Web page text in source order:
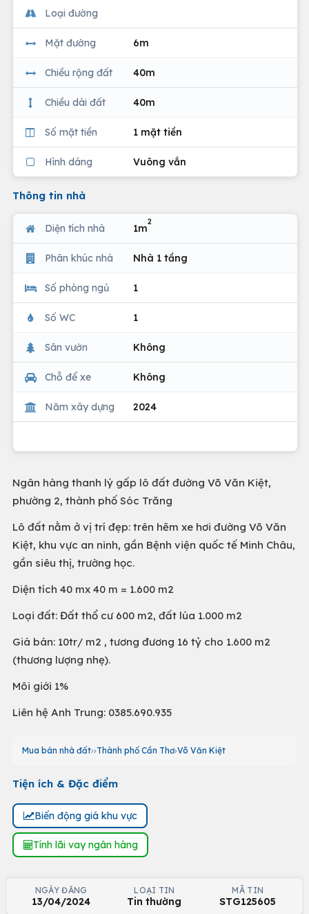
Loại đường
Mặt đường 6m
Chiều rộng đất 40m
Chiều dài đất 40m
Số mặt tiền 1 mặt tiền
Hình dáng Vuông vắn
Thông tin nhà
Diện tích nhà 1m
2
Phân khúc nhà Nhà 1 tầng
Số phòng ngủ 1
Số WC 1
Sân vườn Không
Chỗ để xe Không
Năm xây dựng 2024
Ngân hàng thanh lý gấp lô đất đường Võ Văn Kiệt,
phường 2, thành phố Sóc Trăng
Lô đất nằm ở vị trí đẹp: trên hẽm xe hơi đường Võ Văn
Kiệt, khu vực an ninh, gần Bệnh viện quốc tế Minh Châu,
gần siêu thị, trường học.
Diện tích 40 mx 40 m = 1.600 m2
Loại đất: Đất thổ cư 600 m2, đất lúa 1.000 m2
Giá bán: 10tr/ m2 , tương đương 16 tỷ cho 1.600 m2
(thương lượng nhẹ).
Môi giới 1%
Liên hệ Anh Trung: 0385.690.935
Mua bán nhà đất Thành phố Cần Thơ Võ Văn Kiệt
Tiện ích & Đặc điểm
Biến động giá khu vực
Tính lãi vay ngân hàng
NGÀY ĐĂNG
13/04/2024
LOẠI TIN
Tin thường
MÃ TIN
STG125605